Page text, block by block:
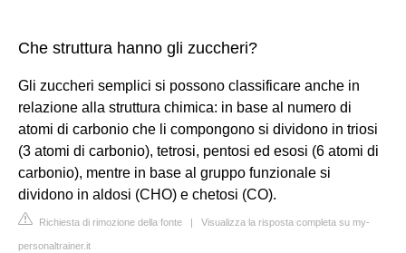
Che struttura hanno gli zuccheri?
Gli zuccheri semplici si possono classificare anche in
relazione alla struttura chimica: in base al numero di
atomi di carbonio che li compongono si dividono in triosi
(3 atomi di carbonio), tetrosi, pentosi ed esosi (6 atomi di
carbonio), mentre in base al gruppo funzionale si
dividono in aldosi (CHO) e chetosi (CO).
Richiesta di rimozione della fonte Visualizza la risposta completa su my-
personaltrainer.it